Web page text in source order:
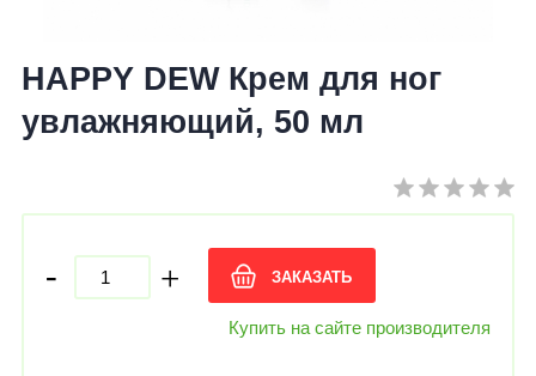
HAPPY DEW Крем для ног
увлажняющий, 50 мл
- + ЗАКАЗАТЬ
Купить на сайте производителя